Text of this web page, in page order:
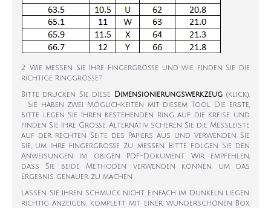
2. Wie messen Sie Ihre Fingergröße und wie finden Sie die
richtige Ringgröße?
Bitte drucken Sie diese Dimensionierungswerkzeug (klick).
Sie haben zwei Möglichkeiten mit diesem Tool. Die erste,
bitte legen Sie Ihren bestehenden Ring auf die Kreise und
finden Sie Ihre Größe. Alternativ scheren Sie die Messleiste
auf der rechten Seite des Papiers aus und verwenden Sie
sie, um Ihre Fingergröße zu messen. Bitte folgen Sie den
Anweisungen im obigen PDF-Dokument. Wir empfehlen,
dass Sie beide Methoden verwenden können, um das
Ergebnis genauer zu machen.
Lassen Sie Ihren Schmuck nicht einfach im Dunkeln liegen.
richtig anzeigen, komplett mit einer wunderschönen Box.